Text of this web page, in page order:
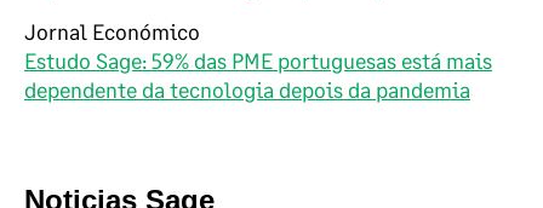
Jornal Económico
Estudo Sage: 59% das PME portuguesas está mais
dependente da tecnologia depois da pandemia
Noticias Sage